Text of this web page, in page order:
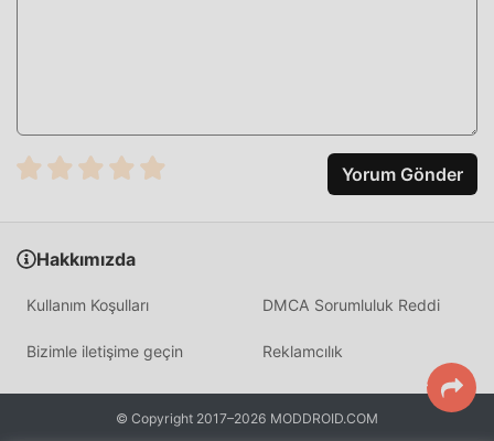
Moddroid APP'yi yüklemek için indirme düğmesine
tıklamanız yeterlidir, moddroid kurulum paketindeki
ücretsiz popüler mod uygulaması vardır. oyna, ne
Yorum Gönder
Hakkımızda
Kullanım Koşulları DMCA Sorumluluk Reddi
Bizimle iletişime geçin Reklamcılık
© Copyright 2017–2026 MODDROID.COM